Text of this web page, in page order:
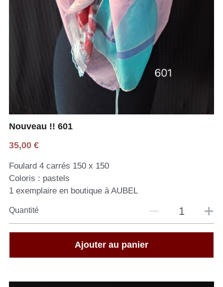
Nouveau !! 601
35,00 €
Foulard 4 carrés 150 x 150
Coloris : pastels
1 exemplaire en boutique à AUBEL
Quantité
Ajouter au panier